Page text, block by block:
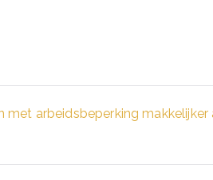
met arbeidsbeperking makkelijker